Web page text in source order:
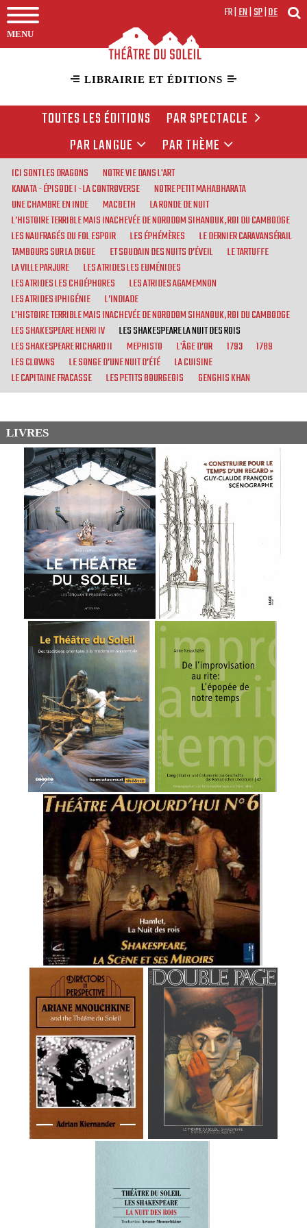
MENU
FR|EN|SP|DE
LIBRAIRIE ET ÉDITIONS
TOUTES LES ÉDITIONS
PAR SPECTACLE
PAR LANGUE
PAR THÈME
ICI SONT LES DRAGONS
NOTRE VIE DANS L'ART
KANATA - ÉPISODE I - LA CONTROVERSE
NOTRE PETIT MAHABHARATA
UNE CHAMBRE EN INDE
MACBETH
LA RONDE DE NUIT
L’HISTOIRE TERRIBLE MAIS INACHEVÉE DE NORODOM SIHANOUK, ROI DU CAMBODGE
LES NAUFRAGÉS DU FOL ESPOIR
LES ÉPHÉMÈRES
LE DERNIER CARAVANSÉRAIL
TAMBOURS SUR LA DIGUE
ET SOUDAIN DES NUITS D’ÉVEIL
LE TARTUFFE
LA VILLE PARJURE
LES ATRIDES LES EUMÉNIDES
LES ATRIDES LES CHOÉPHORES
LES ATRIDES AGAMEMNON
LES ATRIDES IPHIGÉNIE
L’INDIADE
L'HISTOIRE TERRIBLE MAIS INACHEVÉE DE NORODOM SIHANOUK, ROI DU CAMBODGE
LES SHAKESPEARE HENRI IV
LES SHAKESPEARE LA NUIT DES ROIS
LES SHAKESPEARE RICHARD II
MEPHISTO L'ÂGE D’OR 1793
1789
LES CLOWNS
LE SONGE D’UNE NUIT D’ÉTÉ
LA CUISINE
LE CAPITAINE FRACASSE
LES PETITS BOURGEOIS GENGHIS KHAN
LIVRES